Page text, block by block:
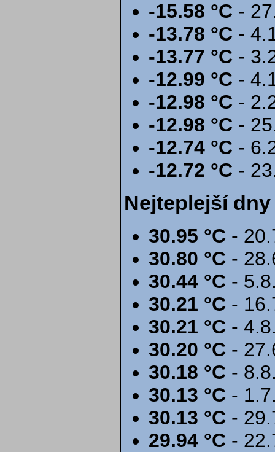
-15.58 °C -
-13.78 °C -
-13.77 °C -
-12.99 °C -
-12.98 °C -
-12.98 °C -
-12.74 °C -
-12.72 °C -
Nejteplejší
30.95 °C -
30.80 °C -
30.44 °C -
30.21 °C -
30.21 °C -
30.20 °C -
30.18 °C -
30.13 °C -
30.13 °C -
29.94 °C -